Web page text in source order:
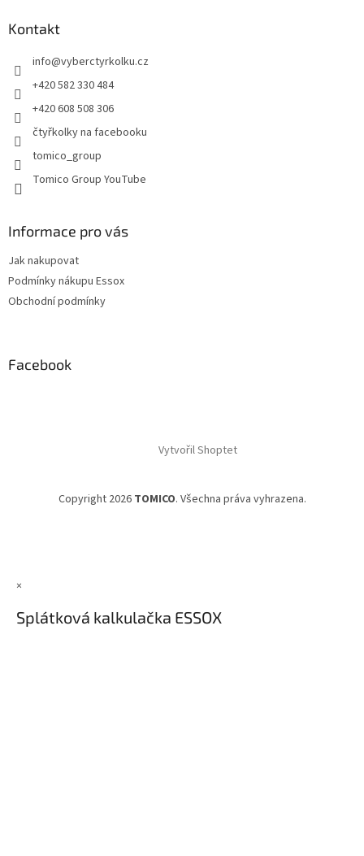
Kontakt
info@vyberctyrkolku.cz
+420 582 330 484
+420 608 508 306
čtyřkolky na facebooku
tomico_group
Tomico Group YouTube
Informace pro vás
Jak nakupovat
Podmínky nákupu Essox
Obchodní podmínky
Facebook
Vytvořil Shoptet
Copyright 2026 TOMICO. Všechna práva vyhrazena.
×
Splátková kalkulačka ESSOX